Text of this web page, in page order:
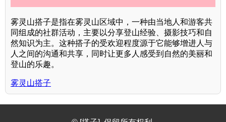
雾灵山搭子是指在雾灵山区域中，一种由当地人和游客共
同组成的社群活动，主要以分享登山经验、摄影技巧和自
然知识为主。这种搭子的受欢迎程度源于它能够增进人与
人之间的沟通和共享，同时让更多人感受到自然的美丽和
登山的乐趣。
雾灵山搭子